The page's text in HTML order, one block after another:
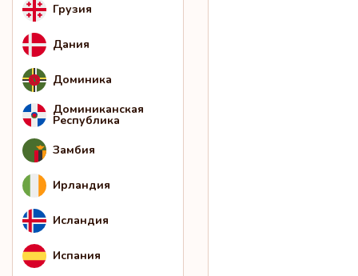
Грузия
Дания
Доминика
Доминиканская
Республика
Замбия
Ирландия
Исландия
Испания